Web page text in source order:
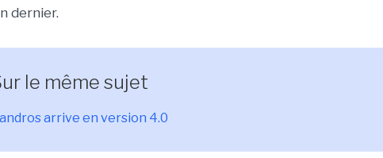
dernier.
le même sujet
arrive en version 4.0